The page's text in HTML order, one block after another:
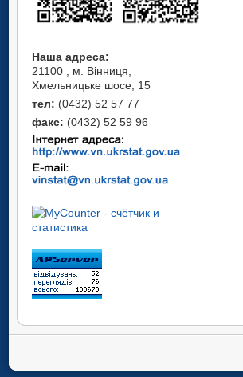
Наша адреса:
21100 , м. Вінниця,
Хмельницьке шосе, 15
тел: (0432) 52 57 77
факс: (0432) 52 59 96